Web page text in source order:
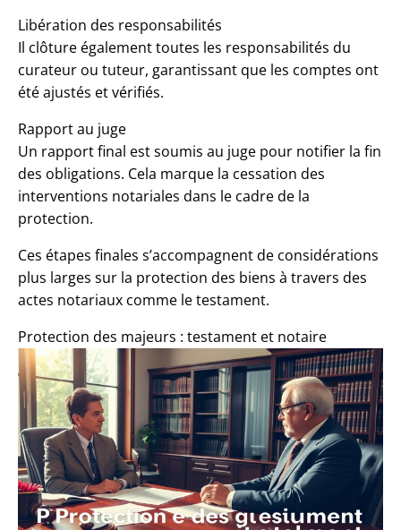
Libération des responsabilités
Il clôture également toutes les responsabilités du
curateur ou tuteur, garantissant que les comptes ont
été ajustés et vérifiés.
Rapport au juge
Un rapport final est soumis au juge pour notifier la fin
des obligations. Cela marque la cessation des
interventions notariales dans le cadre de la
protection.
Ces étapes finales s’accompagnent de considérations
plus larges sur la protection des biens à travers des
actes notariaux comme le testament.
Protection des majeurs : testament et notaire